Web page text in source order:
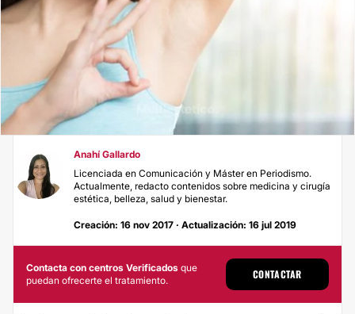
Anahí Gallardo
Licenciada en Comunicación y Máster en Periodismo.
Actualmente, redacto contenidos sobre medicina y cirugía
estética, belleza, salud y bienestar.
Creación: 16 nov 2017 · Actualización: 16 jul 2019
Contacta con centros Verificados que
puedan ofrecerte el tratamiento.
CONTACTAR